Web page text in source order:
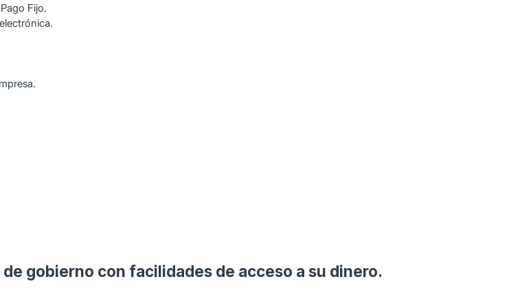
Fijo.
gobierno con facilidades de acceso a su dinero.